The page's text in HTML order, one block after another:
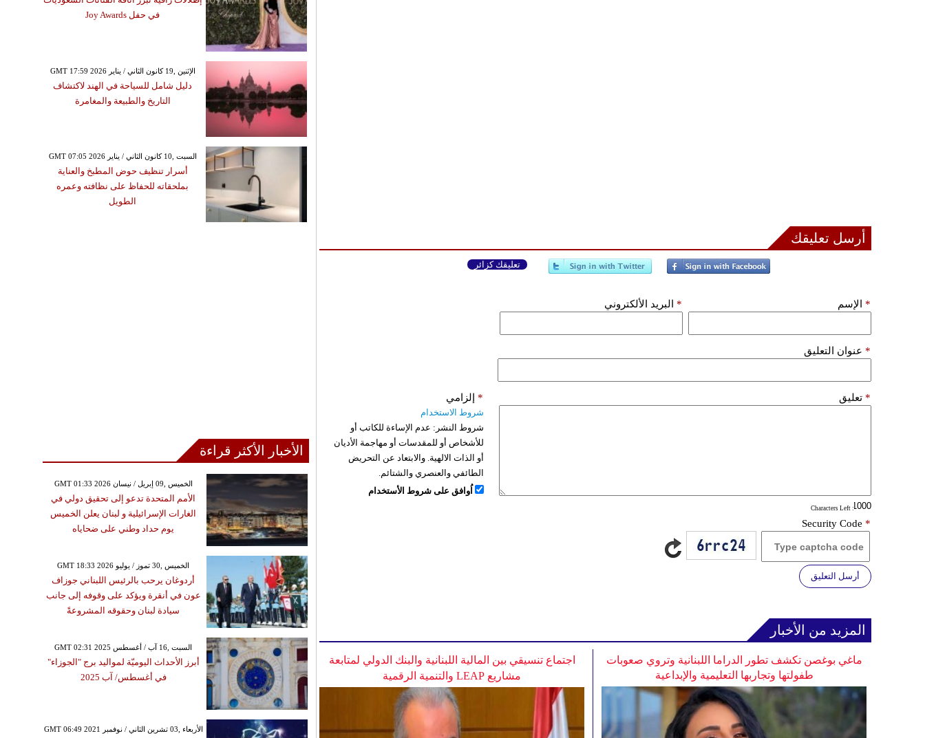
أرسل تعليقك
تعليقك كزائر
الإسم * البريد الألكتروني *
عنوان التعليق *
تعليق *
: Characters Left
إلزامي *
شروط الاستخدام
شروط النشر: عدم الإساءة للكاتب أو
للأشخاص أو للمقدسات أو مهاجمة الأديان
أو الذات الالهية. والابتعاد عن التحريض
الطائفي والعنصري والشتائم.
اُوافق على شروط الأستخدام
Security Code *
أرسل التعليق
المزيد من الأخبار
اجتماع تنسيقي بين المالية اللبنانية والبنك الدولي لمتابعة
مشاريع LEAP والتنمية الرقمية
ماغي بوغصن تكشف تطور الدراما اللبنانية وتروي صعوبات
طفولتها وتجاربها التعليمية والإبداعية
في حفل Joy Awards
GMT 17:59 2026 الإثنين ,19 كانون الثاني / يناير
دليل شامل للسياحة في الهند لاكتشاف
التاريخ والطبيعة والمغامرة
GMT 07:05 2026 السبت ,10 كانون الثاني / يناير
أسرار تنظيف حوض المطبخ والعناية
بملحقاته للحفاظ على نظافته وعمره
الطويل
الأخبار الأكثر قراءة
GMT 01:33 2026 الخميس ,09 إبريل / نيسان
الأمم المتحدة تدعو إلى تحقيق دولي في
الغارات الإسرائيلية و لبنان يعلن الخميس
يوم حداد وطني على ضحاياه
GMT 18:33 2026 الخميس ,30 تموز / يوليو
أردوغان يرحب بالرئيس اللبناني جوزاف
عون في أنقرة ويؤكد على وقوفه إلى جانب
سيادة لبنان وحقوقه المشروعةً
GMT 02:31 2025 السبت ,16 آب / أغسطس
أبرز الأحداث اليوميّة لمواليد برج "الجوزاء"
في أغسطس/ آب 2025
GMT 06:49 2021 الأربعاء ,03 تشرين الثاني / نوفمبر